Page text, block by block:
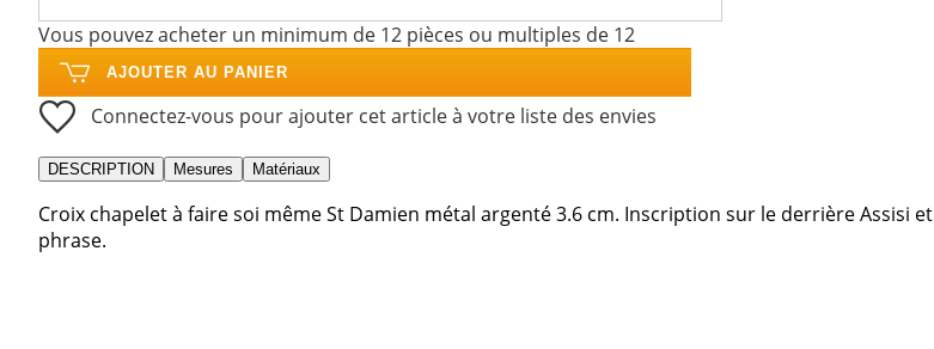
Vous pouvez acheter un minimum de 12 pièces ou multiples de 12
AJOUTER AU PANIER
Connectez-vous pour ajouter cet article à votre liste des envies
DESCRIPTION Mesures Matériaux
Croix chapelet à faire soi même St Damien métal argenté 3.6 cm. Inscription sur le derrière Assisi et
phrase.